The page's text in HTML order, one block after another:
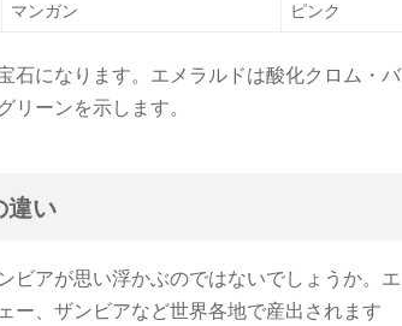
マンガン ピンク
石になります。エメラルドは酸化クロム・バ
リーンを示します。
違い
ビアが思い浮かぶのではないでしょうか。エ
ー、ザンビアなど世界各地で産出されます